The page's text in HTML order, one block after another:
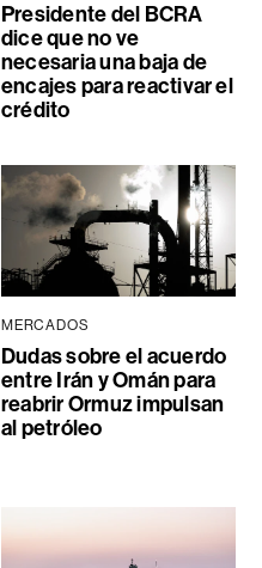
Presidente del BCRA
dice que no ve
necesaria una baja de
encajes para reactivar el
crédito
MERCADOS
Dudas sobre el acuerdo
entre Irán y Omán para
reabrir Ormuz impulsan
al petróleo